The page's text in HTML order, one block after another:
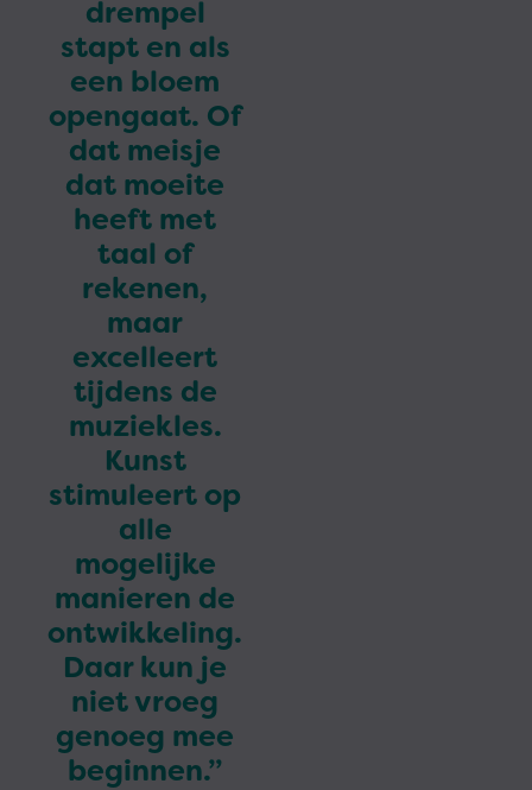
drempel
stapt en als
een bloem
opengaat. Of
dat meisje
dat moeite
heeft met
taal of
rekenen,
maar
excelleert
tijdens de
muziekles.
Kunst
stimuleert op
alle
mogelijke
manieren de
ontwikkeling.
Daar kun je
niet vroeg
genoeg mee
beginnen.”